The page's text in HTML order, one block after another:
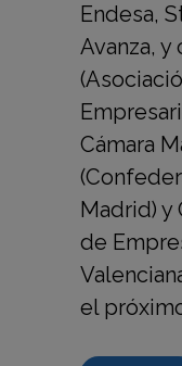
Endesa,
Avanza,
Cámara
Madrid) y
de
el